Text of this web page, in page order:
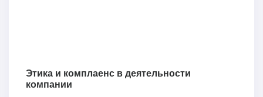
Этика и комплаенс в деятельности
компании